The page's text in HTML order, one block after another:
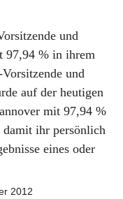
und
97,94 % in ihrem
und
auf der heutigen
mit 97,94 %
ihr persönlich
eines oder
2012